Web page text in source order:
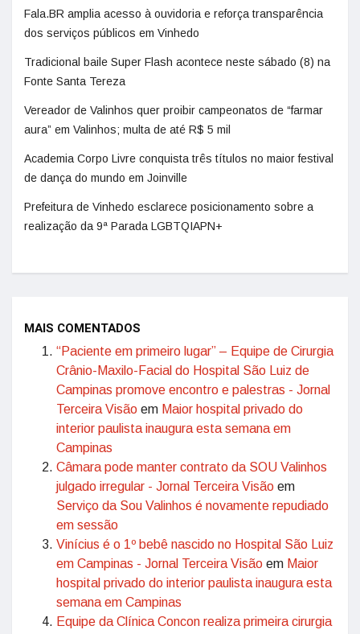
Fala.BR amplia acesso à ouvidoria e reforça transparência
dos serviços públicos em Vinhedo
Tradicional baile Super Flash acontece neste sábado (8) na
Fonte Santa Tereza
Vereador de Valinhos quer proibir campeonatos de “farmar
aura” em Valinhos; multa de até R$ 5 mil
Academia Corpo Livre conquista três títulos no maior festival
de dança do mundo em Joinville
Prefeitura de Vinhedo esclarece posicionamento sobre a
realização da 9ª Parada LGBTQIAPN+
MAIS COMENTADOS
“Paciente em primeiro lugar” – Equipe de Cirurgia
Crânio-Maxilo-Facial do Hospital São Luiz de
Campinas promove encontro e palestras - Jornal
Terceira Visão em Maior hospital privado do
interior paulista inaugura esta semana em
Campinas
Câmara pode manter contrato da SOU Valinhos
julgado irregular - Jornal Terceira Visão em
Serviço da Sou Valinhos é novamente repudiado
em sessão
Vinícius é o 1º bebê nascido no Hospital São Luiz
em Campinas - Jornal Terceira Visão em Maior
hospital privado do interior paulista inaugura esta
semana em Campinas
Equipe da Clínica Concon realiza primeira cirurgia